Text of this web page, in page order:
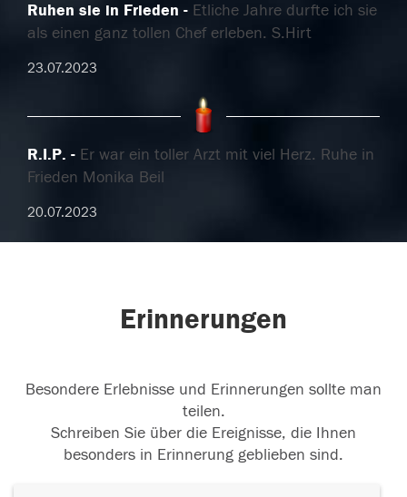
Ruhen sie in Frieden
Etliche Jahre durfte ich sie
als einen ganz tollen Chef erleben. S.Hirt
23.07.2023
R.I.P.
Er war ein toller Arzt mit viel Herz. Ruhe in
Frieden Monika Beil
20.07.2023
Erinnerungen
Besondere Erlebnisse und Erinnerungen sollte man
teilen.
Schreiben Sie über die Ereignisse, die Ihnen
besonders in Erinnerung geblieben sind.